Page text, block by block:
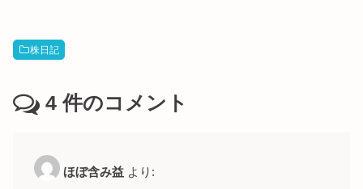
株日記
4 件のコメント
ほぼ含み益 より: